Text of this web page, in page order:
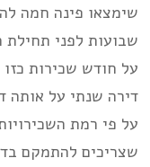
שימצאו פינה חמה
שבועות לפני
על חודש שכירות
דירה שנתי על אותה
שצריכים להתמקם